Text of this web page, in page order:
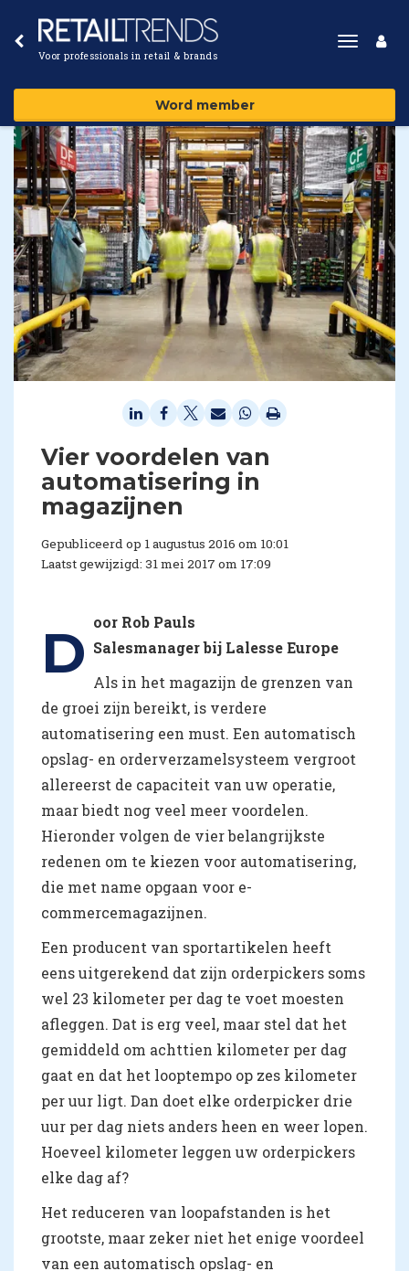
Voor professionals in retail & brands
Toggle
Word member
​Vier voordelen van
automatisering in
magazijnen
Gepubliceerd op 1 augustus 2016 om 10:01
Laatst gewijzigd: 31 mei 2017 om 17:09
D oor Rob Pauls
Salesmanager bij Lalesse Europe
Als in het magazijn de grenzen van
de groei zijn bereikt, is verdere
automatisering een must. Een automatisch
opslag- en orderverzamelsysteem vergroot
allereerst de capaciteit van uw operatie,
maar biedt nog veel meer voordelen.
Hieronder volgen de vier belangrijkste
redenen om te kiezen voor automatisering,
die met name opgaan voor e-
commercemagazijnen.
Een producent van sportartikelen heeft
eens uitgerekend dat zijn orderpickers soms
wel 23 kilometer per dag te voet moesten
afleggen. Dat is erg veel, maar stel dat het
gemiddeld om achttien kilometer per dag
gaat en dat het looptempo op zes kilometer
per uur ligt. Dan doet elke orderpicker drie
uur per dag niets anders heen en weer lopen.
Hoeveel kilometer leggen uw orderpickers
elke dag af?
Het reduceren van loopafstanden is het
grootste, maar zeker niet het enige voordeel
van een automatisch opslag- en